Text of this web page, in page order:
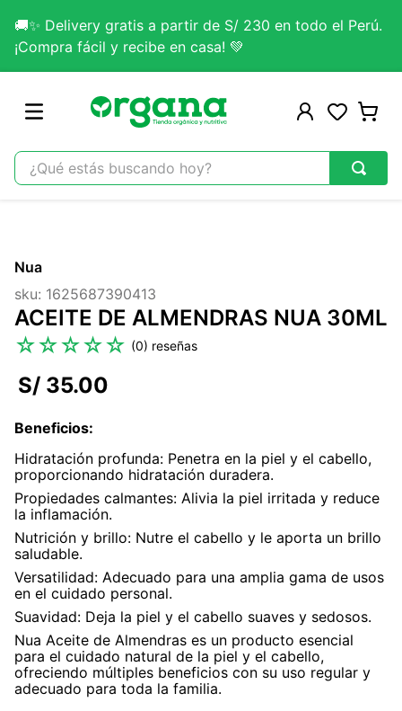
🚚✨ Delivery gratis a partir de S/ 230 en todo el Perú.
¡Compra fácil y recibe en casa! 💚
¿Qué estás buscando hoy?
2.
3.
colageno
kefir
6
stevia
7.
glicinato magnesio
8.
magnesio
melena leon
10. proteina
Nua
sku: 1625687390413
ACEITE DE ALMENDRAS NUA 30ML
☆☆☆☆☆ (0)
S/ 35.00
Beneficios:
Hidratación profunda: Penetra en la piel y el cabello,
proporcionando hidratación duradera.
Propiedades calmantes: Alivia la piel irritada y reduce
la inflamación.
Nutrición y brillo: Nutre el cabello y le aporta un brillo
saludable.
Versatilidad: Adecuado para una amplia gama de usos
en el cuidado personal.
Suavidad: Deja la piel y el cabello suaves y sedosos.
Nua Aceite de Almendras es un producto esencial
para el cuidado natural de la piel y el cabello,
ofreciendo múltiples beneficios con su uso regular y
adecuado para toda la familia.